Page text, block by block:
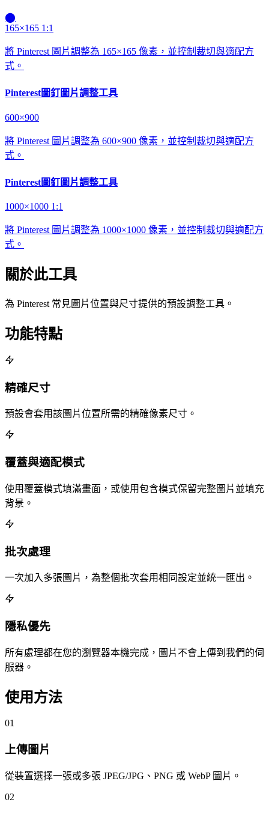
⬤
165×165 1:1
將 Pinterest 圖片調整為 165×165 像素，並控制裁切與適配方
式。
Pinterest圖釘圖片調整工具
600×900
將 Pinterest 圖片調整為 600×900 像素，並控制裁切與適配方
式。
Pinterest圖釘圖片調整工具
1000×1000 1:1
將 Pinterest 圖片調整為 1000×1000 像素，並控制裁切與適配方
式。
關於此工具
為 Pinterest 常見圖片位置與尺寸提供的預設調整工具。
功能特點
精確尺寸
預設會套用該圖片位置所需的精確像素尺寸。
覆蓋與適配模式
使用覆蓋模式填滿畫面，或使用包含模式保留完整圖片並填充
背景。
批次處理
一次加入多張圖片，為整個批次套用相同設定並統一匯出。
隱私優先
所有處理都在您的瀏覽器本機完成，圖片不會上傳到我們的伺
服器。
使用方法
01
上傳圖片
從裝置選擇一張或多張 JPEG/JPG、PNG 或 WebP 圖片。
02